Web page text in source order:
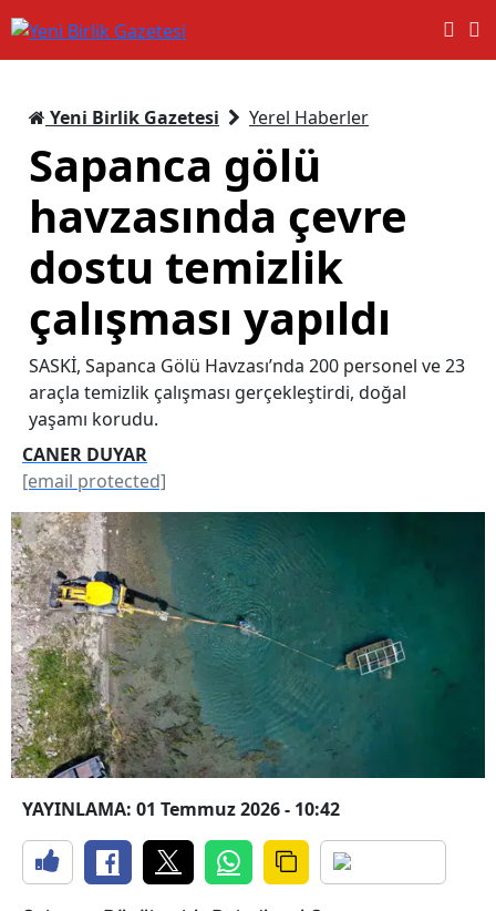
Yeni Birlik Gazetesi Yerel Haberler
Sapanca gölü
havzasında çevre
dostu temizlik
çalışması yapıldı
SASKİ, Sapanca Gölü Havzası’nda 200 personel ve 23
araçla temizlik çalışması gerçekleştirdi, doğal
yaşamı korudu.
CANER DUYAR
[email protected]
YAYINLAMA: 01 Temmuz 2026 - 10:42